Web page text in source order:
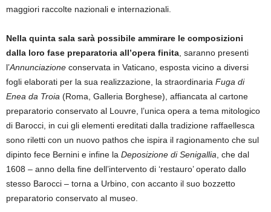
maggiori raccolte nazionali e internazionali.
Nella quinta sala sarà possibile ammirare le composizioni
dalla loro fase preparatoria all’opera finita , saranno presenti
l’Annunciazione conservata in Vaticano, esposta vicino a diversi
fogli elaborati per la sua realizzazione, la straordinaria Fuga di
Enea da Troia (Roma, Galleria Borghese), affiancata al cartone
preparatorio conservato al Louvre, l’unica opera a tema mitologico
di Barocci, in cui gli elementi ereditati dalla tradizione raffaellesca
sono riletti con un nuovo pathos che ispira il ragionamento che sul
dipinto fece Bernini e infine la Deposizione di Senigallia , che dal
1608 – anno della fine dell’intervento di ‘restauro’ operato dallo
stesso Barocci – torna a Urbino, con accanto il suo bozzetto
preparatorio conservato al museo.